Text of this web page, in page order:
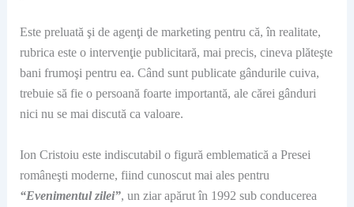
Este preluată şi de agenţi de marketing pentru că, în realitate,
rubrica este o intervenţie publicitară, mai precis, cineva plăteşte
bani frumoşi pentru ea. Când sunt publicate gândurile cuiva,
trebuie să fie o persoană foarte importantă, ale cărei gânduri
nici nu se mai discută ca valoare.
Ion Cristoiu este indiscutabil o figură emblematică a Presei
româneşti moderne, fiind cunoscut mai ales pentru
“Evenimentul zilei”, un ziar apărut în 1992 sub conducerea